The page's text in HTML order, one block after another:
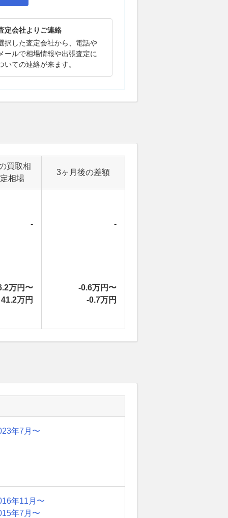
定会社よりご連絡
択した査定会社から、電話や
ールで相場情報や出張査定に
いての連絡が来ます。
買取相
相場
3ヶ月後の差額
- -
万円〜
41.2万円
-0.6万円〜
-0.7万円
年7月〜
年11月〜
年7月〜